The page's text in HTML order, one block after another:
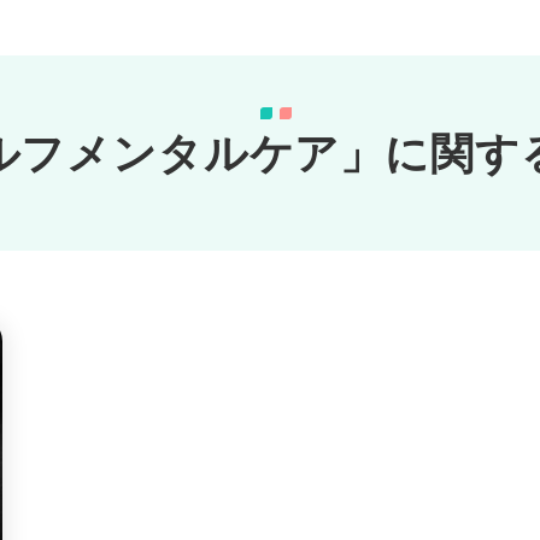
フメンタルケア」に関す